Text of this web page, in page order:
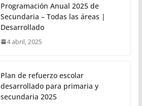
Programación Anual 2025 de
Secundaria – Todas las áreas |
Desarrollado
4 abril, 2025
Plan de refuerzo escolar
desarrollado para primaria y
secundaria 2025